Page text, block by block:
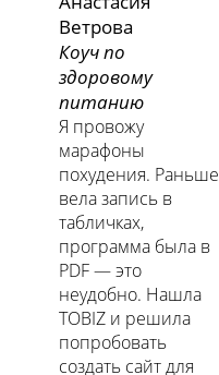
Ветрова
Коуч по
здоровому
питанию
Я провожу
марафоны
похудения. Раньше
вела запись в
табличках,
программа была в
PDF — это
неудобно. Нашла
TOBIZ и решила
попробовать
создать сайт для